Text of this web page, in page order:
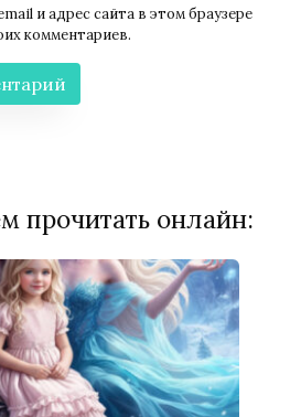
и адрес сайта в этом браузере
комментариев.
прочитать онлайн: